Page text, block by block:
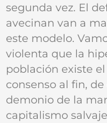
segunda vez. El
avecinan van a
este modelo.
violenta que la
población existe
consenso al fin,
demonio de la
capitalismo